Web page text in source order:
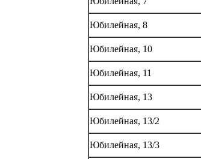
Юбилейная, 8
Юбилейная, 10
Юбилейная, 11
Юбилейная, 13
Юбилейная, 13/2
Юбилейная, 13/3